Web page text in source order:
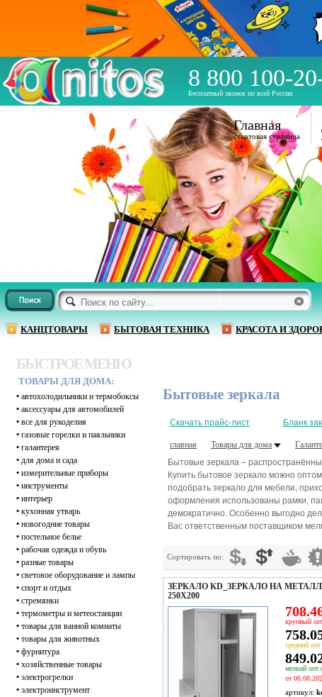
8 800 100-
Бесплатный звонок по всей России
КАНЦТОВАРЫ БЫТОВАЯ ТЕХНИКА КРАСОТА И
Главная
стартовая страница
БЫСТРОЕ МЕНЮ
ТОВАРЫ ДЛЯ ДОМА:
• автохолодильники и термобоксы
• аксессуары для автомобилей
• все для рукоделия
• газовые горелки и паяльники
• галантерея
• для дома и сада
• измерительные приборы
• инструменты
• интерьер
• кухонная утварь
• новогодние товары
• постельное белье
• рабочая одежда и обувь
• разные товары
• световое оборудование и лампы
• спорт и отдых
• стремянки
• термометры и метеостанции
• товары для ванной комнаты
• товары для животных
• фурнитура
• хозяйственные товары
• электрогрелки
• электроинструмент
Бытовые зеркала
Скачать прайс-лист Бланк
главная Товары для дома
Бытовые зеркала –
Купить бытовое зеркало можно
подобрать зеркало для мебели,
оформления использованы рамки,
демократично. Особенно выгодно
Вас ответственным поставщиком
Сортировать по:
ЗЕРКАЛО KD_ЗЕРКАЛО НА
250Х200
крупный
средний
мелкий опт
от
артикул: